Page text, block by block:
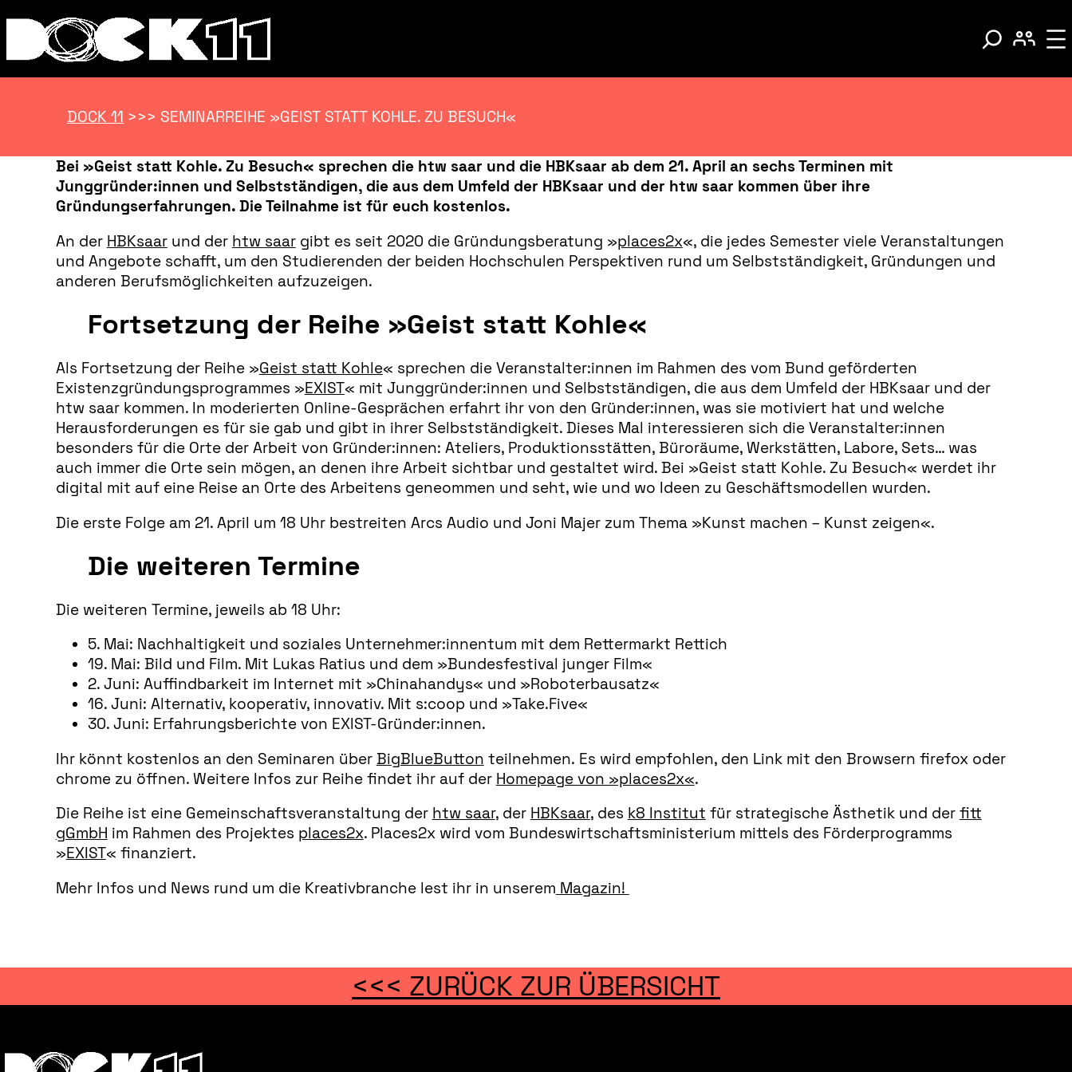
DOCK 11 >>> SEMINARREIHE »GEIST STATT KOHLE. ZU BESUCH«
Bei »Geist statt Kohle. Zu Besuch« sprechen die htw saar und die HBKsaar ab dem 21. April an sechs Terminen mit
Junggründer:innen und Selbstständigen, die aus dem Umfeld der HBKsaar und der htw saar kommen über ihre
Gründungserfahrungen. Die Teilnahme ist für euch kostenlos.
An der HBKsaarund der htw saargibt es seit 2020 die Gründungsberatung »places2x«, die jedes Semester viele Veranstaltungen
und Angebote schafft, um den Studierenden der beiden Hochschulen Perspektiven rund um Selbstständigkeit, Gründungen und
anderen Berufsmöglichkeiten aufzuzeigen.
Fortsetzung der Reihe »Geist statt Kohle«
Als Fortsetzung der Reihe »Geist statt Kohle« sprechen die Veranstalter:innen im Rahmen des vom Bund geförderten
Existenzgründungsprogrammes »EXIST« mit Junggründer:innen und Selbstständigen, die aus dem Umfeld der HBKsaar und der
htw saar kommen. In moderierten Online-Gesprächen erfahrt ihr von den Gründer:innen, was sie motiviert hat und welche
Herausforderungen es für sie gab und gibt in ihrer Selbstständigkeit. Dieses Mal interessieren sich die Veranstalter:innen
besonders für die Orte der Arbeit von Gründer:innen: Ateliers, Produktionsstätten, Büroräume, Werkstätten, Labore, Sets… was
auch immer die Orte sein mögen, an denen ihre Arbeit sichtbar und gestaltet wird. Bei »Geist statt Kohle. Zu Besuch« werdet ihr
digital mit auf eine Reise an Orte des Arbeitens geneommen und seht, wie und wo Ideen zu Geschäftsmodellen wurden.
Die erste Folge am 21. April um 18 Uhr bestreiten Arcs Audio und Joni Majer zum Thema »Kunst machen – Kunst zeigen«.
Die weiteren Termine
Die weiteren Termine, jeweils ab 18 Uhr:
5. Mai: Nachhaltigkeit und soziales Unternehmer:innentum mit dem Rettermarkt Rettich
19. Mai: Bild und Film. Mit Lukas Ratius und dem »Bundesfestival junger Film«
2. Juni: Auffindbarkeit im Internet mit »Chinahandys« und »Roboterbausatz«
16. Juni: Alternativ, kooperativ, innovativ. Mit s:coop und »Take.Five«
30. Juni: Erfahrungsberichte von EXIST-Gründer:innen.
Ihr könnt kostenlos an den Seminaren über BigBlueButton teilnehmen. Es wird empfohlen, den Link mit den Browsern firefox oder
chrome zu öffnen. Weitere Infos zur Reihe findet ihr auf der Homepage von »places2x«.
Die Reihe ist eine Gemeinschaftsveranstaltung der htw saar, der HBKsaar, des k8 Institut für strategische Ästhetik und der fitt
gGmbH im Rahmen des Projektes places2x. Places2x wird vom Bundeswirtschaftsministerium mittels des Förderprogramms
»EXIST« finanziert.
Mehr Infos und News rund um die Kreativbranche lest ihr in unserem Magazin!
<<< ZURÜCK ZUR ÜBERSICHT